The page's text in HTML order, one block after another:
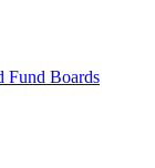
Fund Boards